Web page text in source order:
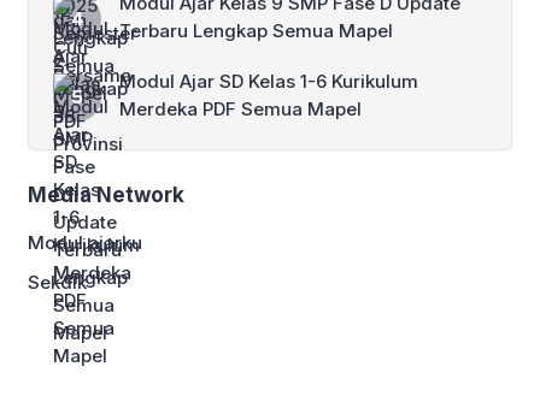
Terbaru Lengkap Semua Mapel
Modul Ajar SD Kelas 1-6 Kurikulum
Merdeka PDF Semua Mapel
Media Network
Modul ajarku
Sekdik